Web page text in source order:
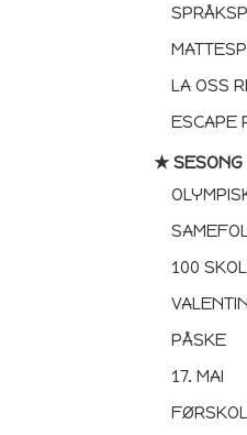
LA OSS
ESCAPE
★ SESONG
100
PÅSKE
17. MAI